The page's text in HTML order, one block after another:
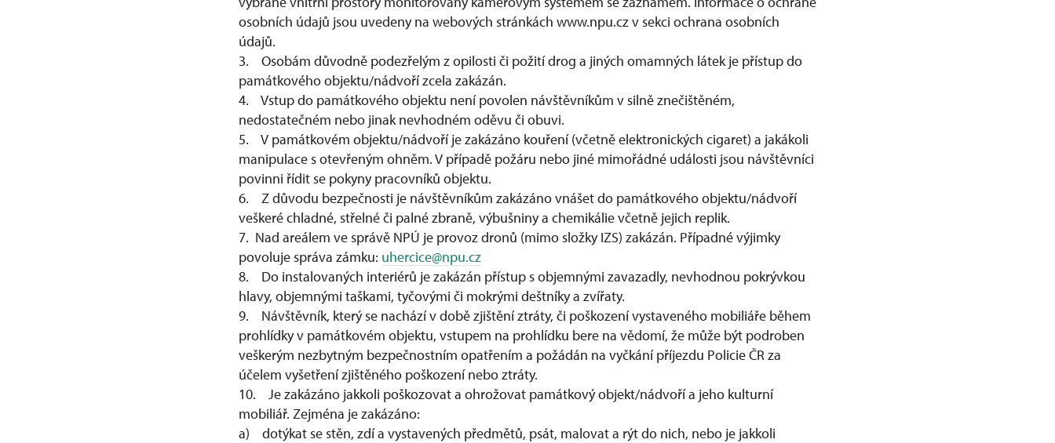
osobních údajů jsou uvedeny na webových stránkách www.npu.cz v sekci ochrana osobních
údajů.
3. Osobám důvodně podezřelým z opilosti či požití drog a jiných omamných látek je přístup do
památkového objektu/nádvoří zcela zakázán.
4. Vstup do památkového objektu není povolen návštěvníkům v silně znečištěném,
nedostatečném nebo jinak nevhodném oděvu či obuvi.
5. V památkovém objektu/nádvoří je zakázáno kouření (včetně elektronických cigaret) a jakákoli
manipulace s otevřeným ohněm. V případě požáru nebo jiné mimořádné události jsou návštěvníci
povinni řídit se pokyny pracovníků objektu.
6. Z důvodu bezpečnosti je návštěvníkům zakázáno vnášet do památkového objektu/nádvoří
veškeré chladné, střelné či palné zbraně, výbušniny a chemikálie včetně jejich replik.
7. Nad areálem ve správě NPÚ je provoz dronů (mimo složky IZS) zakázán. Případné výjimky
povoluje správa zámku: uhercice@npu.cz
8. Do instalovaných interiérů je zakázán přístup s objemnými zavazadly, nevhodnou pokrývkou
hlavy, objemnými taškami, tyčovými či mokrými deštníky a zvířaty.
9. Návštěvník, který se nachází v době zjištění ztráty, či poškození vystaveného mobiliáře během
prohlídky v památkovém objektu, vstupem na prohlídku bere na vědomí, že může být podroben
veškerým nezbytným bezpečnostním opatřením a požádán na vyčkání příjezdu Policie ČR za
účelem vyšetření zjištěného poškození nebo ztráty.
10. Je zakázáno jakkoli poškozovat a ohrožovat památkový objekt/nádvoří a jeho kulturní
mobiliář. Zejména je zakázáno:
a) dotýkat se stěn, zdí a vystavených předmětů, psát, malovat a rýt do nich, nebo je jakkoli